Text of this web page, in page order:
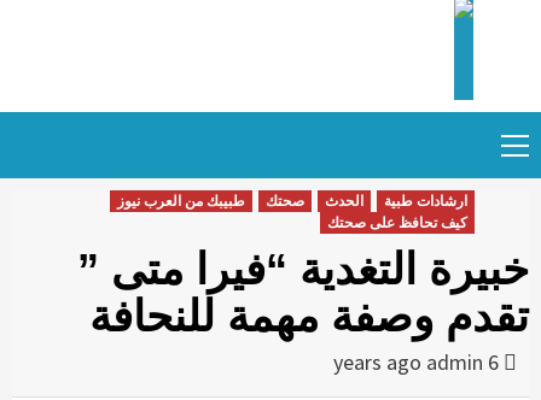
to
content
Menu
ارشادات طبية الحدث صحتك
طبيبك من العرب نيوز
كيف تحافظ على صحتك
خبيرة التغدية “فيرا متى ”
تقدم وصفة مهمة للنحافة
admin